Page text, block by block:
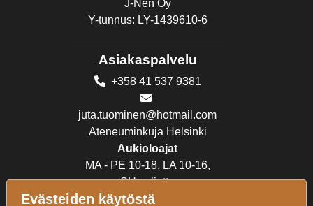
J-Nen Oy
Y-tunnus: LY-1439610-6
Asiakaspalvelu
+358 41 537 9381
juta.tuominen@hotmail.com
Ateneuminkuja Helsinki
Aukioloajat
MA - PE 10-18, LA 10-16,
SU suljettu
Evästeiden käytöstä